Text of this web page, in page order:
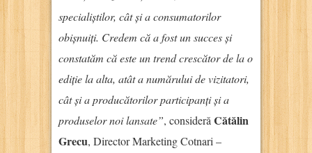
specialiștilor, cât și a consumatorilor
obișnuiți. Credem că a fost un succes și
constatăm că este un trend crescător de la o
ediție la alta, atât a numărului de vizitatori,
cât și a producătorilor participanți și a
produselor noi lansate”, consideră Cătălin
Grecu, Director Marketing Cotnari –